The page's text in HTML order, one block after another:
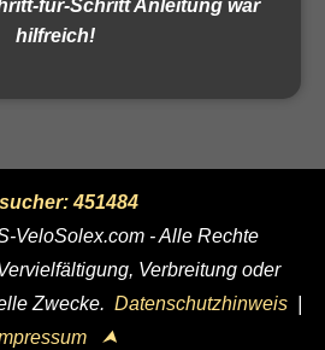
für-Schritt Anleitung war
hilfreich!
451484
VeloSolex.com - Alle Rechte
Verbreitung oder
Zwecke. Datenschutzhinweis
⮝